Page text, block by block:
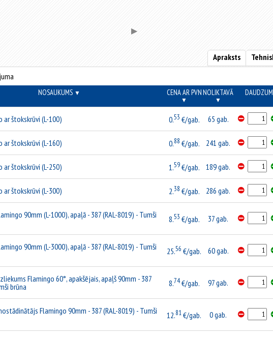
▶
Apraksts
NOSAUKUMS ▼ CENA AR PVN
▼
NOLIKTAVĀ
▼
ar štokskrūvi (L-100) 0.53 €/gab. 65 gab.
ar štokskrūvi (L-160) 0.88 €/gab. 241 gab.
ar štokskrūvi (L-250) 1.59€/gab. 189 gab.
ar štokskrūvi (L-300) 2.38 €/gab. 286 gab.
90mm (L-1000), apaļā - 387 (RAL-8019) - Tumši
8.53 €/gab. 37 gab.
90mm (L-3000), apaļā - 387 (RAL-8019) - Tumši
25.56 €/gab. 60 gab.
Flamingo 60°, apakšējais, apaļš 90mm - 387
brūna
8.74€/gab. 97 gab.
Flamingo 90mm - 387 (RAL-8019) - Tumši
12.81€/gab. 0 gab.